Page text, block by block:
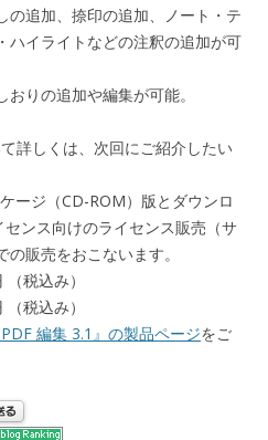
の追加、捺印の追加、ノート・テ
ハイライトなどの注釈の追加が可
りの追加や編集が可能。
詳しくは、次回にご紹介したい
ージ（CD-ROM）版とダウンロ
ンス向けのライセンス販売（サ
販売をおこないます。
税込み）
税込み）
PDF 編集 3.1』の製品ページをご